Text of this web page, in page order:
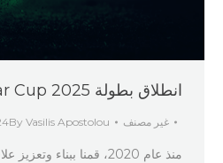
انطلاق بطولة xBar Cup 2025
غير مصنف By Vasilis Apostolou
منذ عام 2020، قمنا ببناء